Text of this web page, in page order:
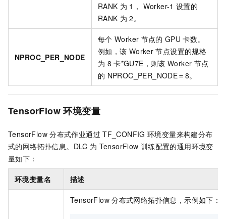
RANK 为 1， Worker-1 设置的
RANK 为 2。
NPROC_PER_NODE
每个 Worker 节点的 GPU 卡数。
例如，该 Worker 节点设置的规格
为 8 卡*GU7E，则该 Worker 节点
的 NPROC_PER_NODE＝8。
TensorFlow 环境变量
TensorFlow 分布式作业通过 TF_CONFIG 环境变量来构建分布
式的网络拓扑信息。DLC 为 TensorFlow 训练配置的通用环境变
量如下：
环境变量名 描述
TensorFlow 分布式网络拓扑信息，示例如下：